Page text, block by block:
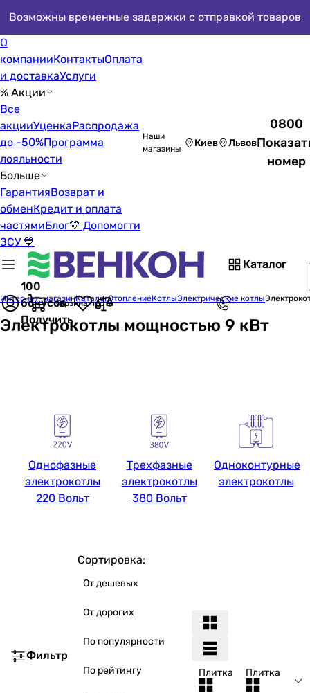
Возможны временные задержки с отправкой товаров
О
компанииКонтактыОплата
и доставкаУслуги
% Акции
Все
акцииУценкаРаспродажа
до -50%Программа
лояльности
Больше
ГарантияВозврат и
обменКредит и оплата
частямиБлог💛 Допомогти
ЗСУ 💙
Наши
магазины
Киев Львов
0800
номер
Каталог
100
бонусов
Получить
Корзина пуста
Интернет-магазинКаталогОтоплениеКотлыЭлектрические котлы
Электрокотлы мощностью 9 кВт
Однофазные
электрокотлы
220 Вольт
Трехфазные
электрокотлы
380 Вольт
Одноконтурные
электрокотлы
Фильтр
Сортировка:
От дешевых
От дорогих
По популярности
По рейтингу Плитка Плитка